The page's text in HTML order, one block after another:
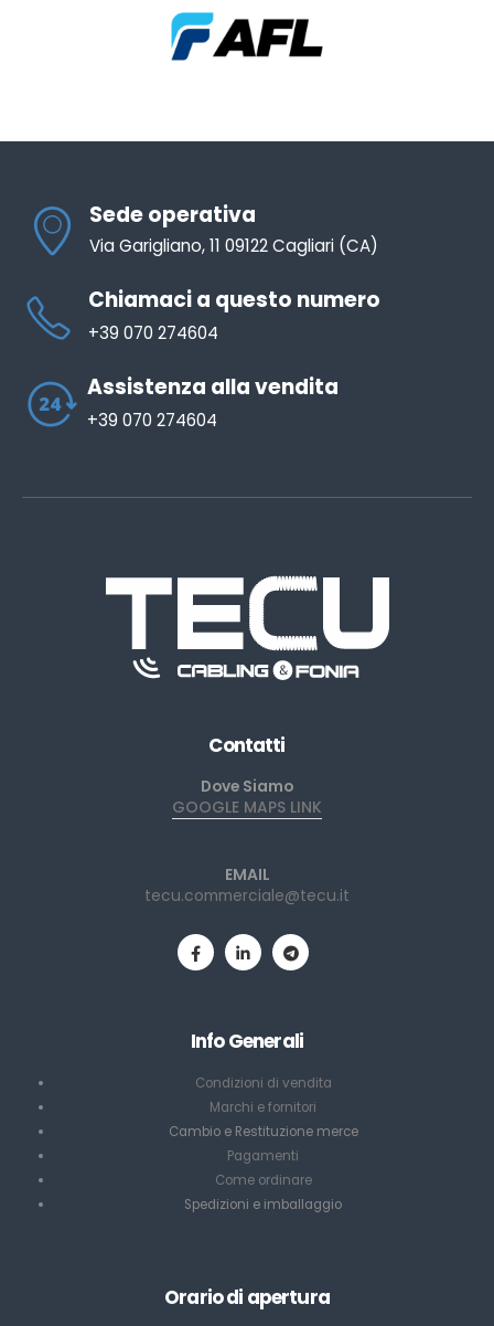
Sede operativa
Via Garigliano, 11 09122 Cagliari (CA)
Chiamaci a questo numero
+39 070 274604
Assistenza alla vendita
+39 070 274604
Contatti
Dove Siamo
GOOGLE MAPS LINK
EMAIL
tecu.commerciale@tecu.it
Info Generali
Condizioni di vendita
Marchi e fornitori
Cambio e Restituzione merce
Pagamenti
Come ordinare
Spedizioni e imballaggio
Orario di apertura